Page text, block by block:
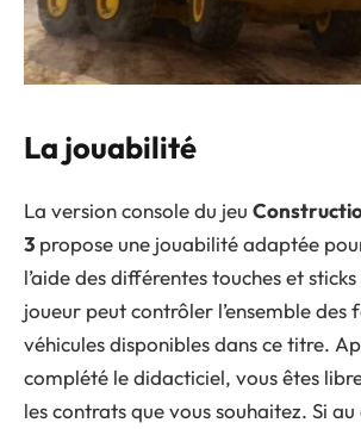
La jouabilité
La version console du jeu
3 propose une jouabilité adaptée
l’aide des différentes touches et
joueur peut contrôler l’ensemble des
véhicules disponibles dans ce titre.
complété le didacticiel, vous êtes
les contrats que vous souhaitez. Si